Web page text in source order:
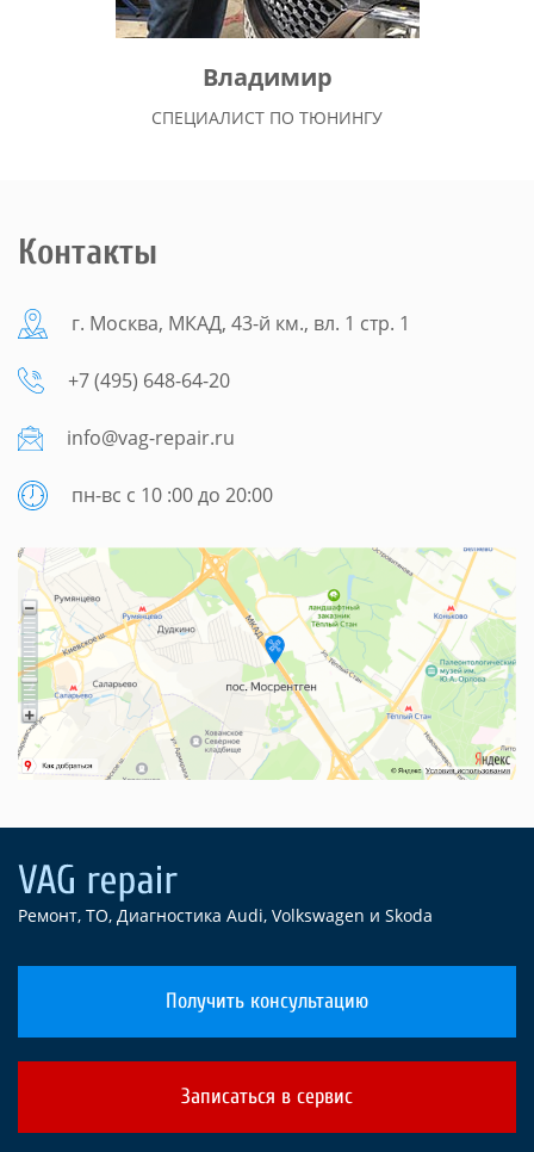
Владимир
СПЕЦИАЛИСТ ПО ТЮНИНГУ
Контакты
г. Москва, МКАД, 43-й км., вл. 1 стр. 1
+7 (495) 648-64-20
info@vag-repair.ru
пн-вс с 10 :00 до 20:00
Ремонт, ТО, Диагностика Audi, Volkswagen и Skoda
Получить консультацию
Записаться в сервис